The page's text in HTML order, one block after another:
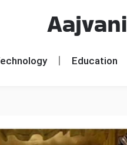
Aajvani
Education